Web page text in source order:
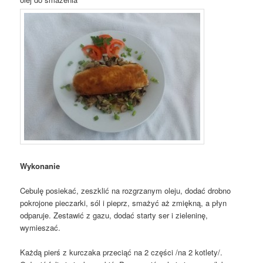
Wykonanie
Cebulę posiekać, zeszklić na rozgrzanym oleju, dodać drobno
pokrojone pieczarki, sól i pieprz, smażyć aż zmiękną, a płyn
odparuje. Zestawić z gazu, dodać starty ser i zieleninę,
wymieszać.
Każdą pierś z kurczaka przeciąć na 2 części /na 2 kotlety/.